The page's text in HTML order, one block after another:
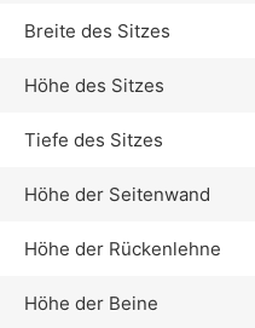
Breite des Sitzes
Höhe des Sitzes
Tiefe des Sitzes
Höhe der Seitenwand
Höhe der Rückenlehne
Höhe der Beine